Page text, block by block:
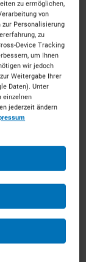
im Raum Bochum
ab 88 €/Tag
zu ermöglichen,
von
zur Personalisierung
zu
Device Tracking
um Ihnen
wir jedoch
Weitergabe Ihrer
Daten). Unter
einzelnen
jederzeit ändern